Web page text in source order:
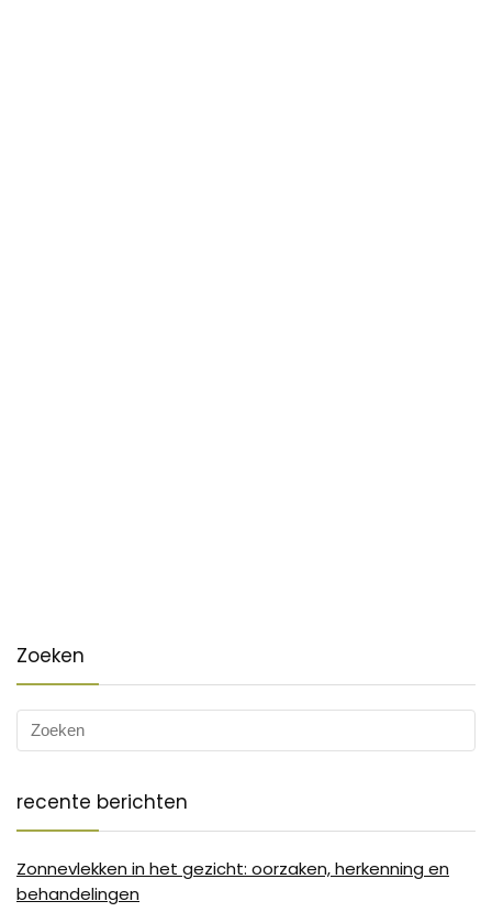
Zoeken
recente berichten
Zonnevlekken in het gezicht: oorzaken, herkenning en
behandelingen